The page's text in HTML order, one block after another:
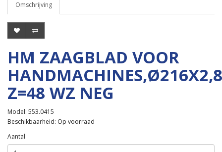
Omschrijving
HM ZAAGBLAD VOOR
Z=48 WZ NEG
Model: 553.0415
Beschikbaarheid: Op voorraad
Aantal